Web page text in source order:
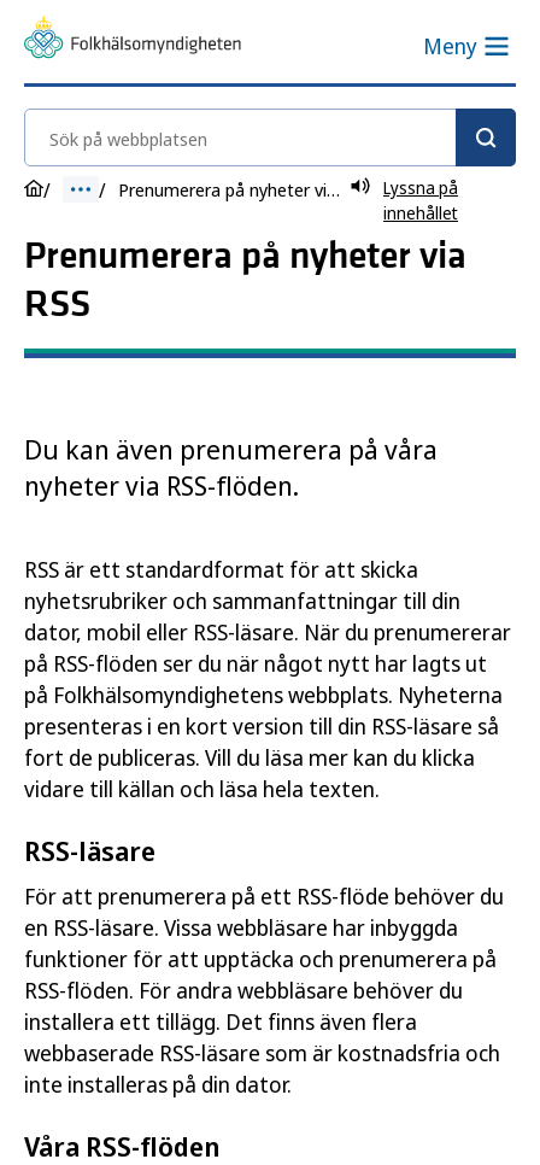
Meny
Sök på webbplatsen
Prenumerera på nyheter via RSS
Lyssna på
innehållet
Prenumerera på nyheter via
RSS
Du kan även prenumerera på våra
nyheter via RSS-flöden.
RSS är ett standardformat för att skicka
nyhetsrubriker och sammanfattningar till din
dator, mobil eller RSS-läsare. När du prenumererar
på RSS-flöden ser du när något nytt har lagts ut
på Folkhälsomyndighetens webbplats. Nyheterna
presenteras i en kort version till din RSS-läsare så
fort de publiceras. Vill du läsa mer kan du klicka
vidare till källan och läsa hela texten.
RSS-läsare
För att prenumerera på ett RSS-flöde behöver du
en RSS-läsare. Vissa webbläsare har inbyggda
funktioner för att upptäcka och prenumerera på
RSS-flöden. För andra webbläsare behöver du
installera ett tillägg. Det finns även flera
webbaserade RSS-läsare som är kostnadsfria och
inte installeras på din dator.
Våra RSS-flöden